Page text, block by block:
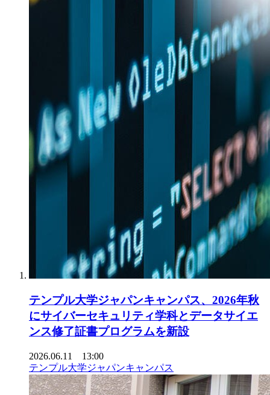
テンプル大学ジャパンキャンパス、2026年秋
にサイバーセキュリティ学科とデータサイエ
ンス修了証書プログラムを新設
2026.06.11 13:00
テンプル大学ジャパンキャンパス